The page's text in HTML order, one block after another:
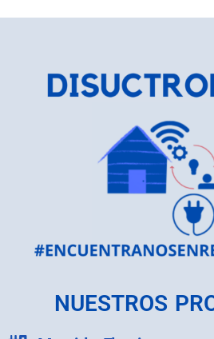
NUESTROS